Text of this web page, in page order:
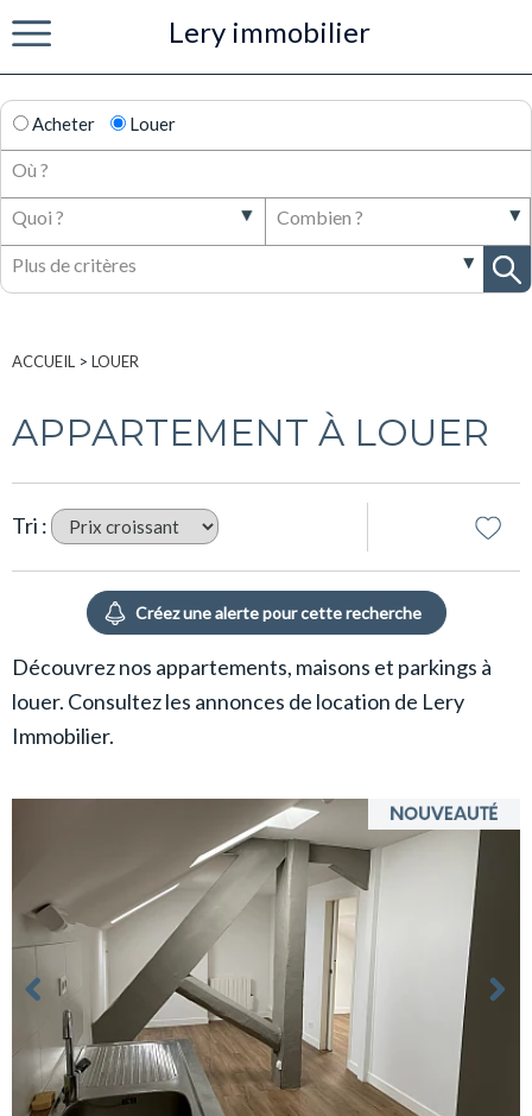
Lery immobilier
Acheter Louer
ACCUEIL > LOUER
APPARTEMENT À LOUER
Tri :
Découvrez nos appartements, maisons et parkings à
louer. Consultez les annonces de location de Lery
Immobilier.